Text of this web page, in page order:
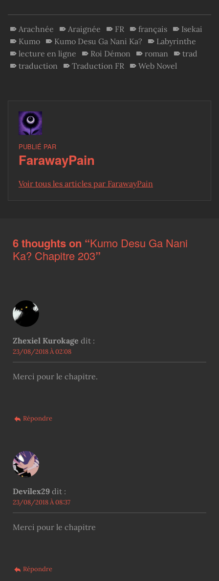
Arachnée Araignée FR français
Isekai
Kumo
Kumo Desu Ga Nani Ka?
Labyrinthe
lecture en ligne
Roi Démon roman
trad
traduction
Traduction FR Web Novel
PUBLIÉ PAR
FarawayPain
Voir tous les articles par FarawayPain
6 thoughts on “Kumo Desu Ga Nani
Ka? Chapitre 203”
Zhexiel Kurokage dit :
23/08/2018 À 02:08
Merci pour le chapitre.
Répondre
Devilex29 dit :
23/08/2018 À 08:37
Merci pour le chapitre
Répondre